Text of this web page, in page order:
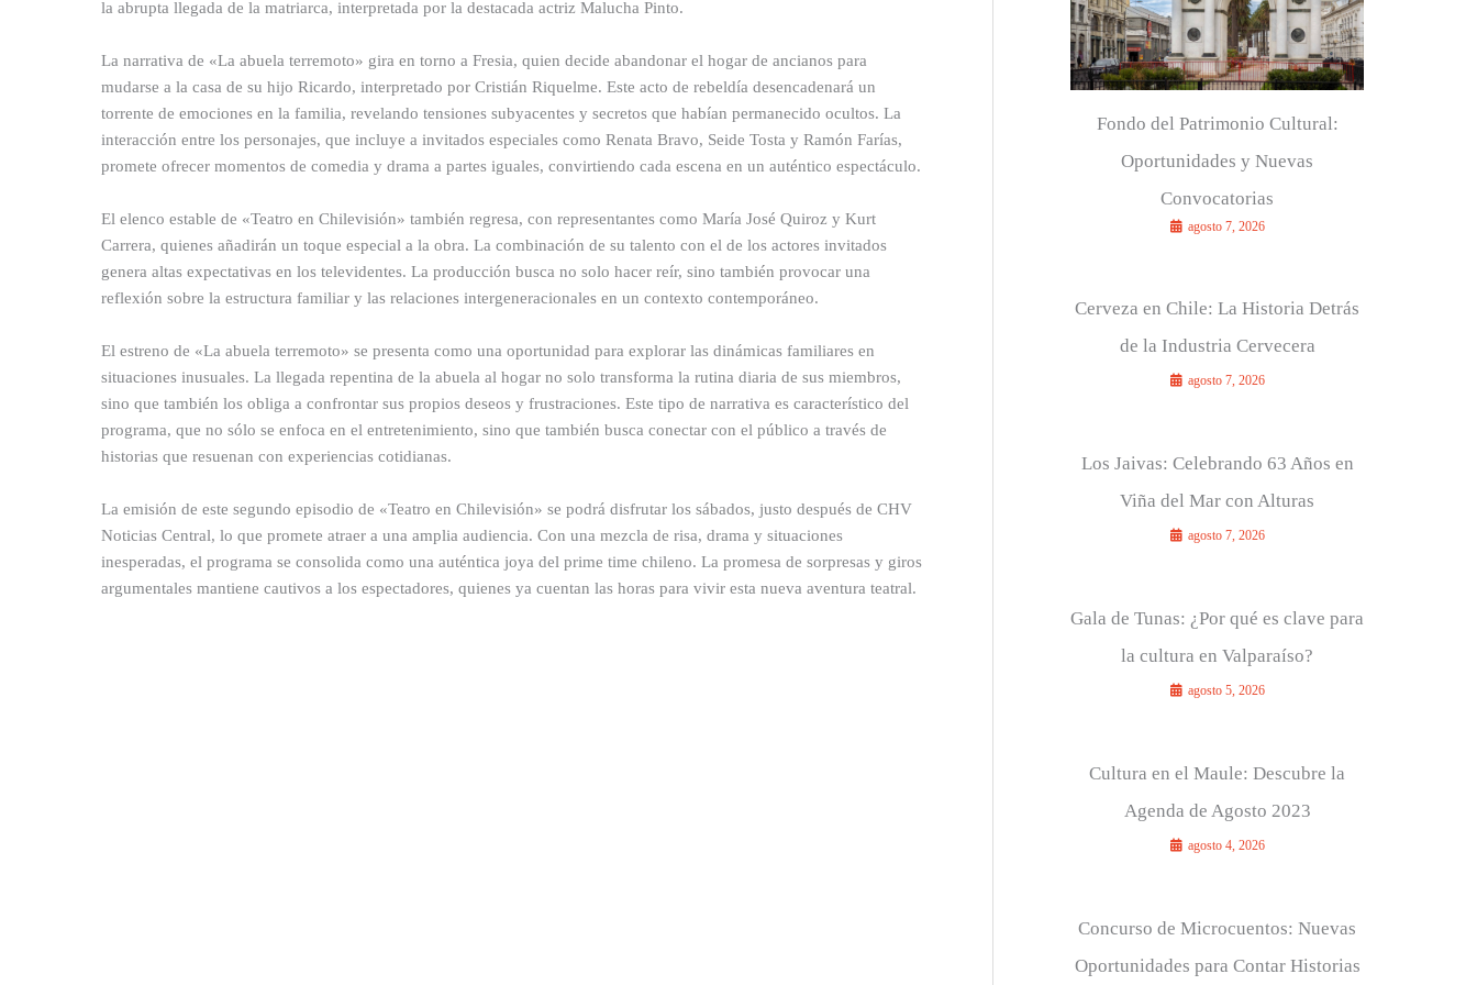
la abrupta llegada de la matriarca, interpretada por la destacada actriz Malucha Pinto.
La narrativa de «La abuela terremoto» gira en torno a Fresia, quien decide abandonar el hogar de ancianos para
mudarse a la casa de su hijo Ricardo, interpretado por Cristián Riquelme. Este acto de rebeldía desencadenará un
torrente de emociones en la familia, revelando tensiones subyacentes y secretos que habían permanecido ocultos. La
interacción entre los personajes, que incluye a invitados especiales como Renata Bravo, Seide Tosta y Ramón Farías,
promete ofrecer momentos de comedia y drama a partes iguales, convirtiendo cada escena en un auténtico espectáculo.
El elenco estable de «Teatro en Chilevisión» también regresa, con representantes como María José Quiroz y Kurt
Carrera, quienes añadirán un toque especial a la obra. La combinación de su talento con el de los actores invitados
genera altas expectativas en los televidentes. La producción busca no solo hacer reír, sino también provocar una
reflexión sobre la estructura familiar y las relaciones intergeneracionales en un contexto contemporáneo.
El estreno de «La abuela terremoto» se presenta como una oportunidad para explorar las dinámicas familiares en
situaciones inusuales. La llegada repentina de la abuela al hogar no solo transforma la rutina diaria de sus miembros,
sino que también los obliga a confrontar sus propios deseos y frustraciones. Este tipo de narrativa es característico del
programa, que no sólo se enfoca en el entretenimiento, sino que también busca conectar con el público a través de
historias que resuenan con experiencias cotidianas.
La emisión de este segundo episodio de «Teatro en Chilevisión» se podrá disfrutar los sábados, justo después de CHV
Noticias Central, lo que promete atraer a una amplia audiencia. Con una mezcla de risa, drama y situaciones
inesperadas, el programa se consolida como una auténtica joya del prime time chileno. La promesa de sorpresas y giros
argumentales mantiene cautivos a los espectadores, quienes ya cuentan las horas para vivir esta nueva aventura teatral.
Fondo del Patrimonio Cultural:
Oportunidades y Nuevas
Convocatorias
agosto 7, 2026
Cerveza en Chile: La Historia Detrás
de la Industria Cervecera
agosto 7, 2026
Los Jaivas: Celebrando 63 Años en
Viña del Mar con Alturas
agosto 7, 2026
Gala de Tunas: ¿Por qué es clave para
la cultura en Valparaíso?
agosto 5, 2026
Cultura en el Maule: Descubre la
Agenda de Agosto 2023
agosto 4, 2026
Concurso de Microcuentos: Nuevas
Oportunidades para Contar Historias